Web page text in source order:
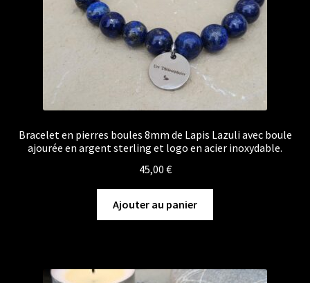
Bracelet en pierres boules 8mm de Lapis Lazuli avec boule
ajourée en argent sterling et logo en acier inoxydable.
45,00 €
Ajouter au panier